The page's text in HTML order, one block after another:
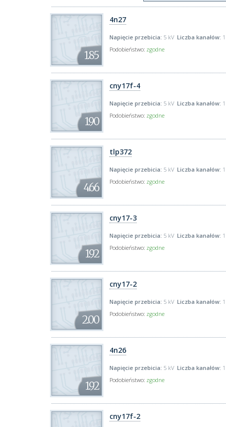
1.85
4n27
Napięcie przebicia: 5 kV Liczba kanałów: 1
Podobieństwo: zgodne
1.90
cny17f-4
Napięcie przebicia: 5 kV Liczba kanałów: 1
Podobieństwo: zgodne
4.66
tlp372
Napięcie przebicia: 5 kV Liczba kanałów: 1
Podobieństwo: zgodne
1.92
cny17-3
Napięcie przebicia: 5 kV Liczba kanałów: 1
Podobieństwo: zgodne
2.00
cny17-2
Napięcie przebicia: 5 kV Liczba kanałów: 1
Podobieństwo: zgodne
1.92
4n26
Napięcie przebicia: 5 kV Liczba kanałów: 1
Podobieństwo: zgodne
cny17f-2